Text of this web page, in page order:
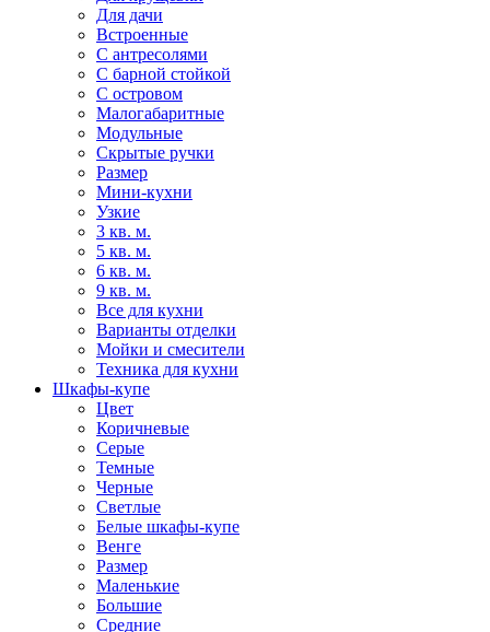
Для дачи
Встроенные
С антресолями
С барной стойкой
С островом
Малогабаритные
Модульные
Скрытые ручки
Размер
Мини-кухни
Узкие
3 кв. м.
5 кв. м.
6 кв. м.
9 кв. м.
Все для кухни
Варианты отделки
Мойки и смесители
Техника для кухни
Шкафы-купе
Цвет
Коричневые
Серые
Темные
Черные
Светлые
Белые шкафы-купе
Венге
Размер
Маленькие
Большие
Средние